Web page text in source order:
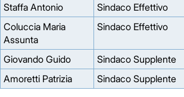
Staffa Antonio
Sindaco Effettivo
Coluccia Maria
Assunta
Sindaco Effettivo
Giovando Guido
Sindaco Supplente
Amoretti Patrizia
Sindaco Supplente